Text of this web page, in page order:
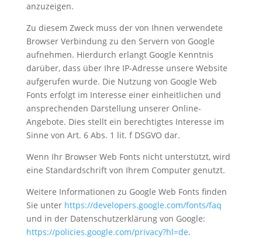
anzuzeigen.
Zu diesem Zweck muss der von Ihnen verwendete
Browser Verbindung zu den Servern von Google
aufnehmen. Hierdurch erlangt Google Kenntnis
darüber, dass über Ihre IP-Adresse unsere Website
aufgerufen wurde. Die Nutzung von Google Web
Fonts erfolgt im Interesse einer einheitlichen und
ansprechenden Darstellung unserer Online-
Angebote. Dies stellt ein berechtigtes Interesse im
Sinne von Art. 6 Abs. 1 lit. f DSGVO dar.
Wenn Ihr Browser Web Fonts nicht unterstützt, wird
eine Standardschrift von Ihrem Computer genutzt.
Weitere Informationen zu Google Web Fonts finden
Sie unter https://developers.google.com/fonts/faq
und in der Datenschutzerklärung von Google:
https://policies.google.com/privacy?hl=de.